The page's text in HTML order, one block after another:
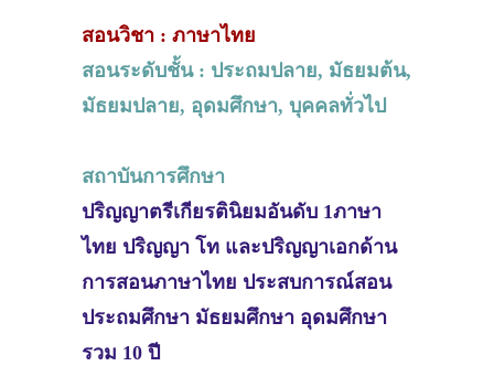
สอนวิชา : ภาษาไทย
สอนระดับชั้น : ประถมปลาย, มัธยมต้น,
มัธยมปลาย, อุดมศึกษา, บุคคลทั่วไป
สถาบันการศึกษา
ปริญญาตรีเกียรตินิยมอันดับ 1ภาษา
ไทย ปริญญา โท และปริญญาเอกด้าน
การสอนภาษาไทย ประสบการณ์สอน
ประถมศึกษา มัธยมศึกษา อุดมศึกษา
รวม 10 ปี